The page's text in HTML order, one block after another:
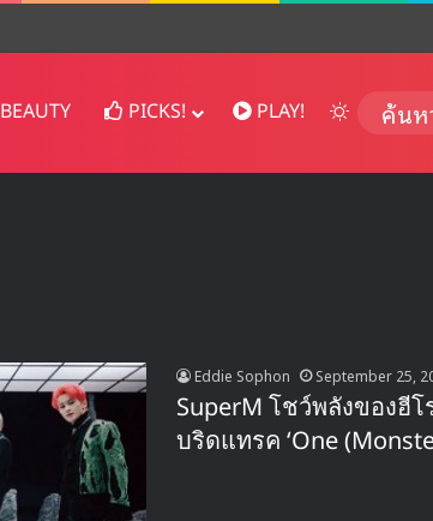
BEAUTY PICKS! PLAY! Switch
Eddie Sophon September 25,
SuperM โชว์พลังของฮีโ
บริดแทรค ‘One